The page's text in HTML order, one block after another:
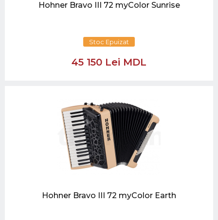
Hohner Bravo III 72 myColor Sunrise
Stoc Epuizat
45 150 Lei MDL
Hohner Bravo III 72 myColor Earth